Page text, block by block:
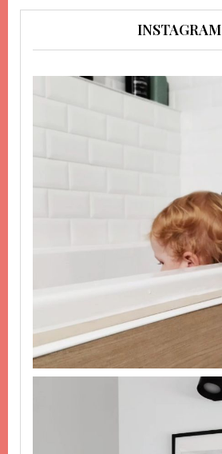
INSTAGRAM